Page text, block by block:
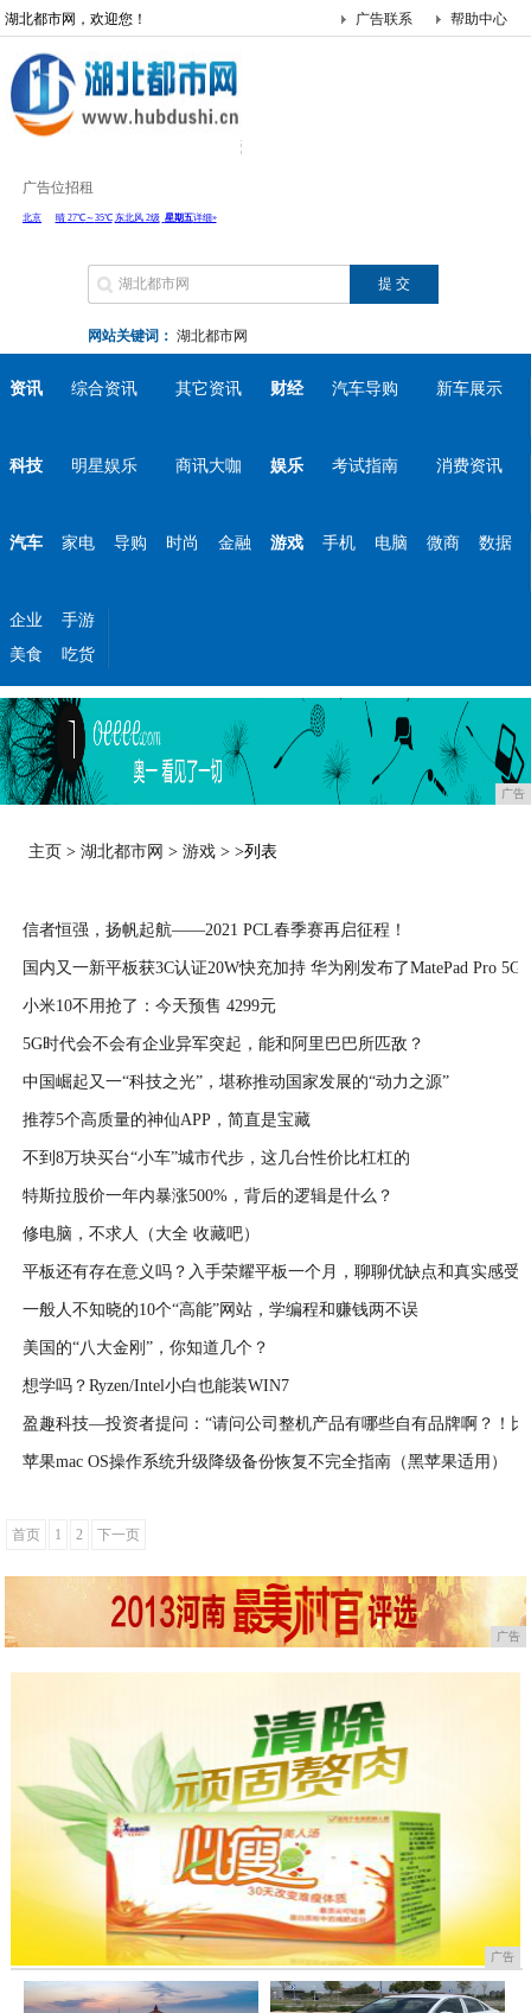
湖北都市网，欢迎您！ 帮助中心
广告联系
广告位招租
网站关键词： 湖北都市网
资讯 综合资讯 其它资讯 财经 汽车导购 新车展示
科技 明星娱乐 商讯大咖 娱乐 考试指南 消费资讯
汽车 家电 导购 时尚 金融 游戏 手机 电脑 微商 数据
企业
手游
美食
吃货
广告
主页 >湖北都市网 >游戏 > >列表
信者恒强，扬帆起航——2021 PCL春季赛再启征程！
2021-04-10
国内又一新平板获3C认证20W快充加持 华为刚发布了MatePad Pro 5G
小米10不用抢了：今天预售 4299元
2020-04-09
5G时代会不会有企业异军突起，能和阿里巴巴所匹敌？
2020-04-08
中国崛起又一“科技之光”，堪称推动国家发展的“动力之源”
推荐5个高质量的神仙APP，简直是宝藏
2020-04-06
不到8万块买台“小车”城市代步，这几台性价比杠杠的
2020-04-05
特斯拉股价一年内暴涨500%，背后的逻辑是什么？
修电脑，不求人（大全 收藏吧）
2020-04-04
平板还有存在意义吗？入手荣耀平板一个月，聊聊优缺点和真实感受
2020-04-02
一般人不知晓的10个“高能”网站，学编程和赚钱两不误
美国的“八大金刚”，你知道几个？
想学吗？Ryzen/Intel小白也能装WIN7
2020-03-31
盈趣科技—投资者提问：“请问公司整机产品有哪些自有品牌啊？！
类的。。。另外，第四代咕咕机是不是双12上线销售的？截至目前有
苹果mac OS操作系统升级降级备份恢复不完全指南（黑苹果适用）
首页 1 2 下一页
广告
广告